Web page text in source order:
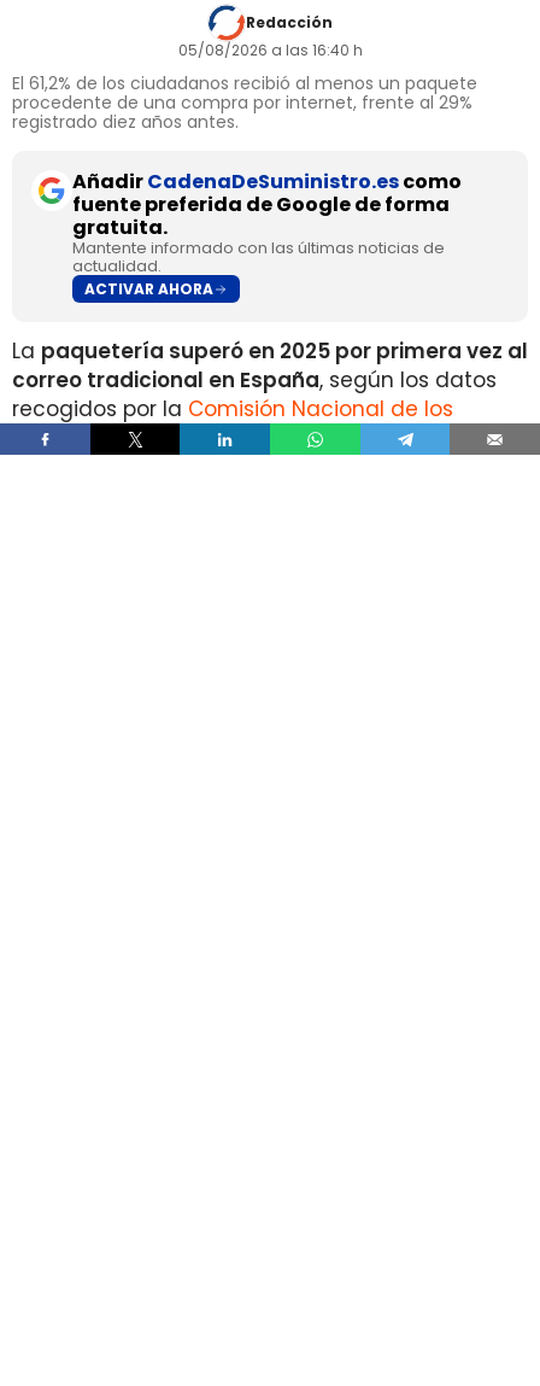
Redacción
05/08/2026 a las 16:40 h
El 61,2% de los ciudadanos recibió al menos un paquete
procedente de una compra por internet, frente al 29%
registrado diez años antes.
AñadirCadenaDeSuministro.escomo
fuente preferida de Google de forma
gratuita.
Mantente informado con las últimas noticias de
actualidad.
ACTIVAR AHORA
La paquetería superó en 2025 por primera vez al
correo tradicional en España, según los datos
recogidos por la Comisión Nacional de los
Mercados y la Competenciaen su Informe Anual